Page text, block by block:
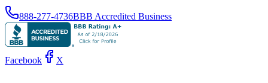
888-277-4736BBB Accredited Business
Facebook X